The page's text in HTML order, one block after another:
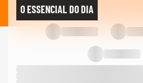
O ESSENCIAL DO DIA